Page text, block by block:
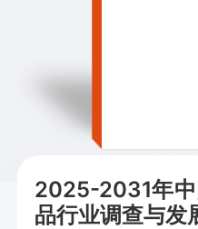
2025-2031年
品行业调查与发